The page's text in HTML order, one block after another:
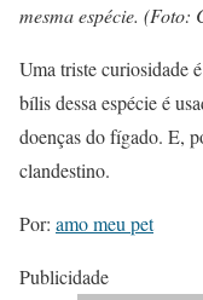
mesma espécie. (Foto:
Uma triste curiosidade
bílis dessa espécie é
doenças do fígado. E,
clandestino.
Por: amo meu pet
Publicidade